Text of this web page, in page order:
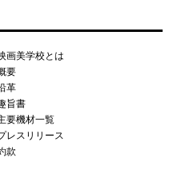
画美学校とは
要
革
旨書
要機材一覧
レスリリース
款